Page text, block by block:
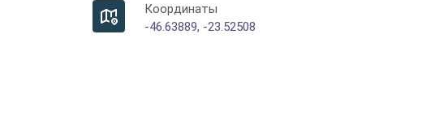
Координаты
-46.63889, -23.52508